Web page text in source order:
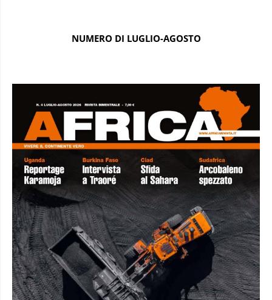
NUMERO DI LUGLIO-AGOSTO